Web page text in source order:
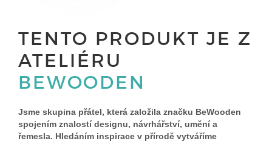
TENTO PRODUKT JE Z
ATELIÉRU
BEWOODEN
Jsme skupina přátel, která založila značku BeWooden
spojením znalostí designu, návrhářství, umění a
řemesla. Hledáním inspirace v přírodě vytváříme